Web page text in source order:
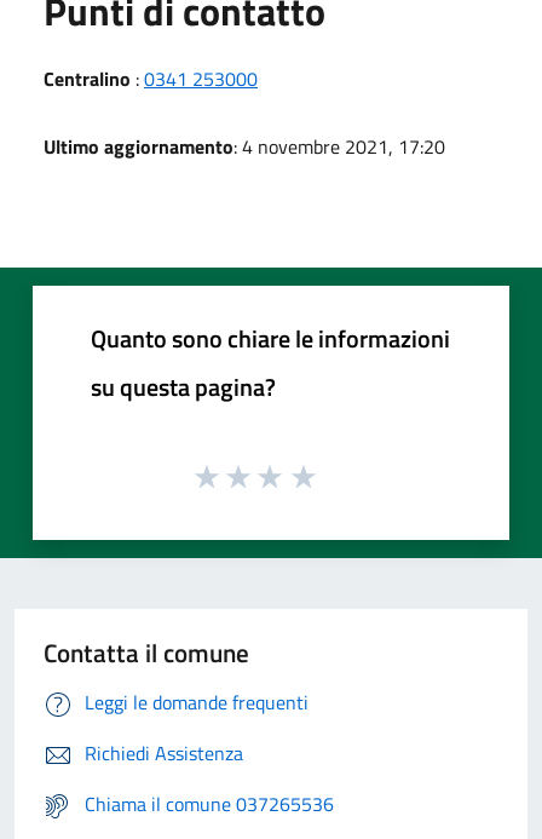
Centralino :0341 253000
Ultimo aggiornamento: 4 novembre 2021, 17:20
Quanto sono chiare le informazioni
su questa pagina?
Contatta il comune
Leggi le domande frequenti
Richiedi Assistenza
Chiama il comune 037265536